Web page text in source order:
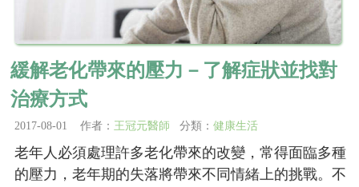
緩解老化帶來的壓力－了解症狀並找對
治療方式
2017-08-01 作者： 王冠元醫師 分類： 健康生活
老年人必須處理許多老化帶來的改變，常得面臨多種
的壓力，老年期的失落將帶來不同情緒上的挑戰。不